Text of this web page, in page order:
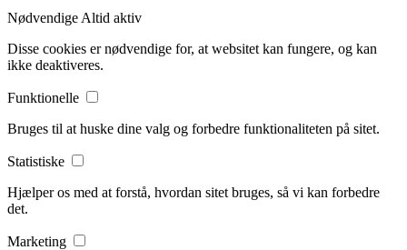
Nødvendige Altid aktiv
Disse cookies er nødvendige for, at websitet kan fungere, og kan
ikke deaktiveres.
Funktionelle
Bruges til at huske dine valg og forbedre funktionaliteten på sitet.
Statistiske
Hjælper os med at forstå, hvordan sitet bruges, så vi kan forbedre
det.
Marketing